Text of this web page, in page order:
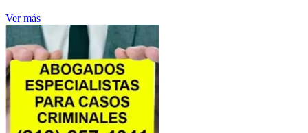
Ver más